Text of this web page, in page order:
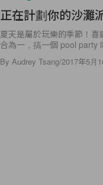
正在計劃你的沙灘
夏天是屬於玩樂的季節！
合為一，搞一個 pool party
By Audrey Tsang/2017年5月